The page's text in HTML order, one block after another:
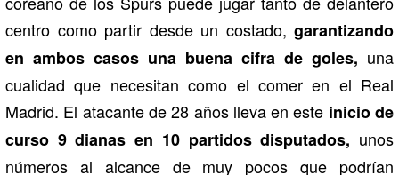
centro como partir desde un costado, garantizando
en ambos casos una buena cifra de goles, una
cualidad que necesitan como el comer en el Real
Madrid. El atacante de 28 años lleva en este inicio de
curso 9 dianas en 10 partidos disputados, unos
números al alcance de muy pocos que podrían